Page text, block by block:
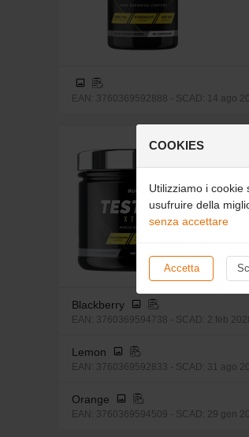
EAN: 3760369592888 - SCAD: 14 ago
Blackberry
EAN: 3760369594738 - SCAD: 2 feb
Lemon
EAN: 3760369592833 - SCAD: 31 ago
Orange
EAN: 3760369594509 - SCAD: 29 gen
COOKIES
Utilizziamo i cookie
usufruire della
senza accettare
Accetta